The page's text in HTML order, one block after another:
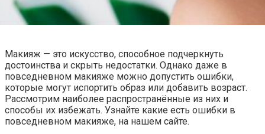
Макияж — это искусство, способное подчеркнуть
достоинства и скрыть недостатки. Однако даже в
повседневном макияже можно допустить ошибки,
которые могут испортить образ или добавить возраст.
Рассмотрим наиболее распространённые из них и
способы их избежать. Узнайте какие есть ошибки в
повседневном макияже, на нашем сайте.